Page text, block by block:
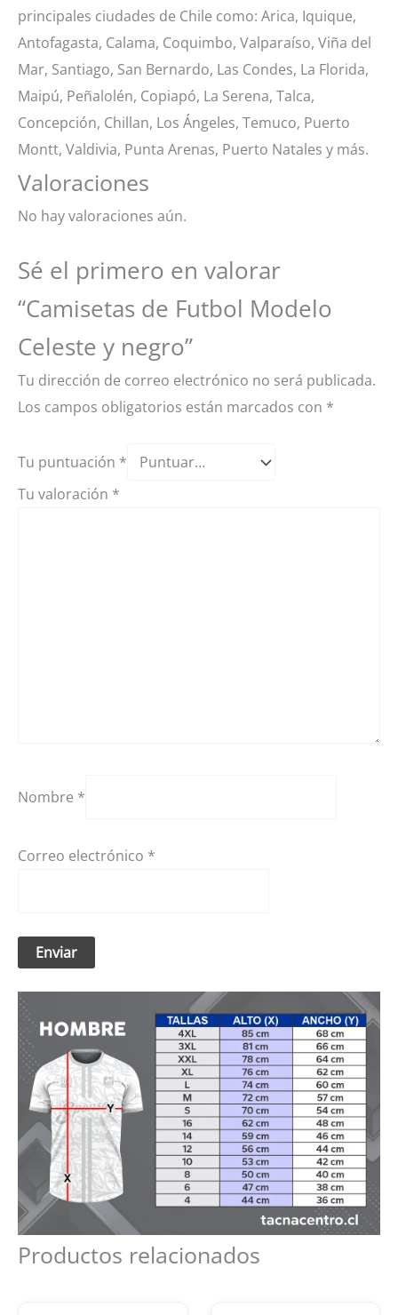
principales ciudades de Chile como: Arica, Iquique,
Antofagasta, Calama, Coquimbo, Valparaíso, Viña del
Mar, Santiago, San Bernardo, Las Condes, La Florida,
Maipú, Peñalolén, Copiapó, La Serena, Talca,
Concepción, Chillan, Los Ángeles, Temuco, Puerto
Montt, Valdivia, Punta Arenas, Puerto Natales y más.
Valoraciones
No hay valoraciones aún.
Sé el primero en valorar
“Camisetas de Futbol Modelo
Celeste y negro”
Tu dirección de correo electrónico no será publicada.
Los campos obligatorios están marcados con *
Tu puntuación *
Tu valoración *
Nombre *
Correo electrónico *
Productos relacionados